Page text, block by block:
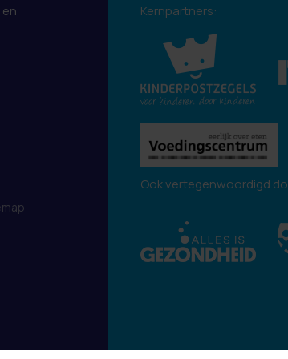
Kernpartners:
Ook vertegenwoordigd